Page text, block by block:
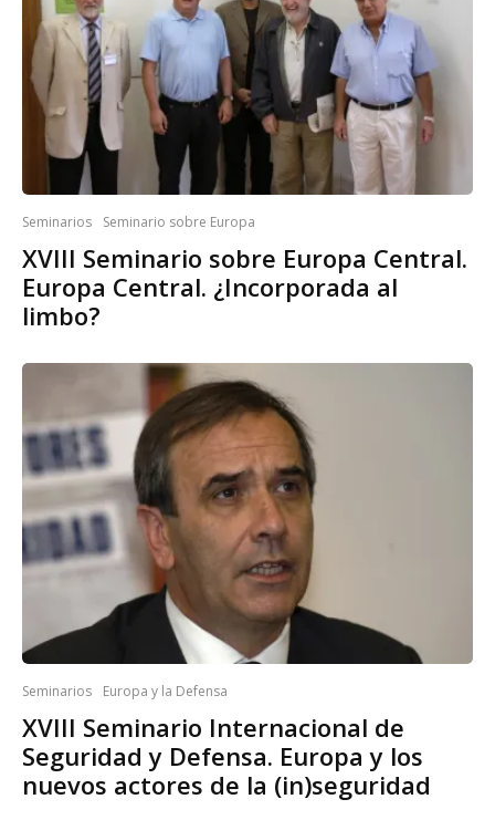
Seminarios Seminario sobre Europa
XVIII Seminario sobre Europa Central.
Europa Central. ¿Incorporada al
limbo?
Seminarios Europa y la Defensa
XVIII Seminario Internacional de
Seguridad y Defensa. Europa y los
nuevos actores de la (in)seguridad